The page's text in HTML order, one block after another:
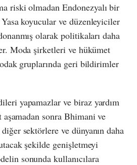
riski olmadan Endonezyalı bir
koyucular ve düzenleyiciler
olarak politikaları daha
Moda şirketleri ve hükümet
gruplarında geri bildirimler
yapamazlar ve biraz yardım
sonra Bhimani ve
sektörlere ve dünyanın daha
şekilde genişletmeyi
sonunda kullanıcılara